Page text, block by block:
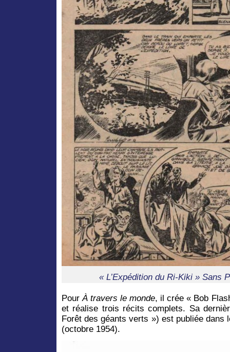
« L’Expédition du Ri-Kiki » Sans
PourÀ travers le monde, il crée « Bob
et réalise trois récits complets. Sa
Forêt des géants verts ») est publiée dans
(octobre 1954).